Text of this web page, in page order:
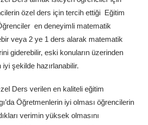
özel ders için tercih ettiği Eğitim
en deneyimli matematik
veya 2 ye 1 ders alarak matematik
giderebilir, eski konuların üzerinden
şekilde hazırlanabilir.
Ders verilen en kaliteli eğitim
Öğretmenlerin iyi olması öğrencilerin
verimin yüksek olmasını